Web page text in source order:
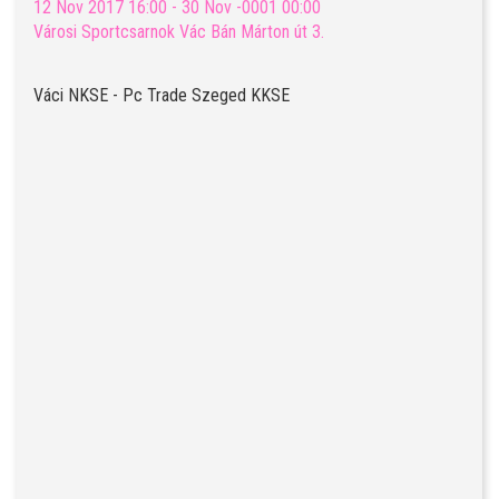
12 Nov 2017 16:00 - 30 Nov -0001 00:00
Városi Sportcsarnok Vác Bán Márton út 3.
Váci NKSE - Pc Trade Szeged KKSE